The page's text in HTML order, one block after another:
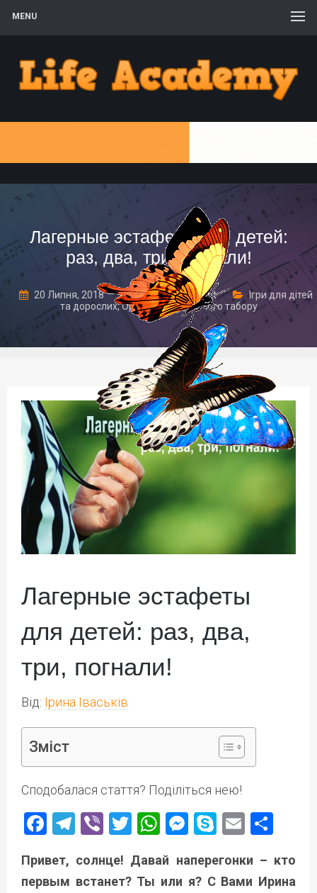
MENU
Лагерные эстафеты для детей:
раз, два, три, погнали!
20 Липня, 2018 Leave a comment
Ігри для дітей
та дорослих,Організація дитячого табору
Лагерные эстафеты
для детей: раз, два,
три, погнали!
Від: Ірина Іваськів
Зміст
Сподобалася стаття? Поділіться нею!
Facebook
Telegram
ViberTwitter
WhatsApp
Messenger
Skype
Email
Привет, солнце! Давай наперегонки – кто
первым встанет? Ты или я? С Вами Ирина